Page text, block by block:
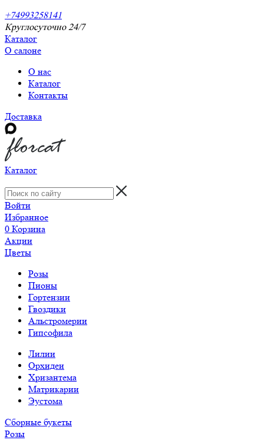
+74993258141
Круглосуточно 24/7
Каталог
О салоне
О нас
Каталог
Контакты
Доставка
Каталог
Войти
Избранное
0 Корзина
Акции
Цветы
Розы
Пионы
Гортензии
Гвоздики
Альстромерии
Гипсофила
Лилии
Орхидеи
Хризантема
Матрикарии
Эустома
Сборные букеты
Розы